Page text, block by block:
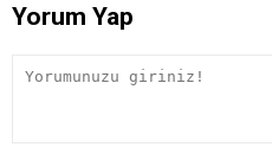
Yorum Yap